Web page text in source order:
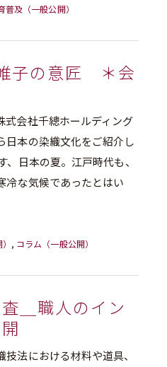
普及（一般公開）
子の意匠 ＊会
式会社千總ホールディング
日本の染織文化をご紹介し
日本の夏。江戸時代も、
冷な気候であったとはい
, コラム（一般公開）
＿職人のイン
法における材料や道具、